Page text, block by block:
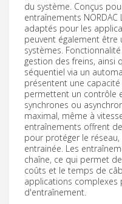
du système. Conçus
entraînements
adaptés pour les
peuvent également être
systèmes.
gestion des freins, ainsi
séquentiel via un
présentent une capacité
permettent un contrôle
synchrones ou
maximal, même à
entraînements offrent
pour protéger le
entrainée. Les
chaîne, ce qui permet
coûts et le temps de
applications complexes
d'entraînement.